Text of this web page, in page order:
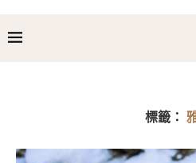
標籤：